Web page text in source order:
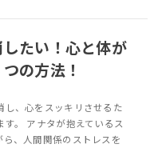
たい！心と体が
の方法！
し、心をスッキリさせるた
。 アナタが抱えているス
、人間関係のストレスを